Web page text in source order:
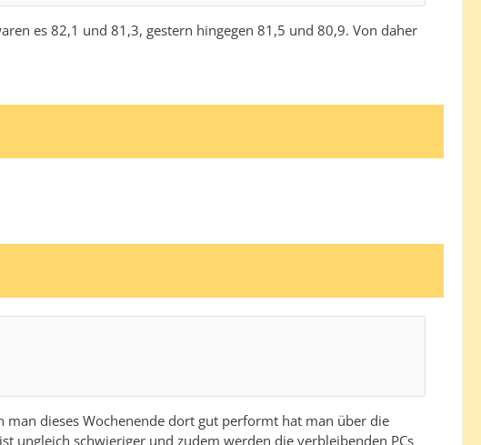
es 82,1 und 81,3, gestern hingegen 81,5 und 80,9. Von daher
man dieses Wochenende dort gut performt hat man über die
ungleich schwieriger und zudem werden die verbleibenden PCs